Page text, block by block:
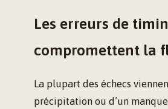
Les erreurs de
compromettent la
La plupart des échecs
précipitation ou d’un